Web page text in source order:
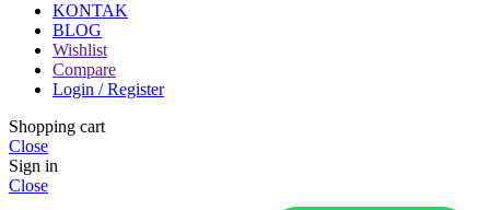
KONTAK
BLOG
Wishlist
Compare
Login / Register
Shopping cart
Close
Sign in
Close